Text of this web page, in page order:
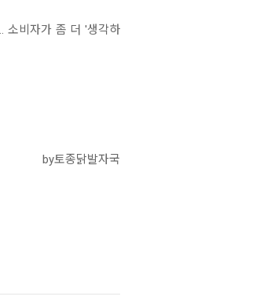
소비자가 좀 더 '생각하
by토종닭발자국